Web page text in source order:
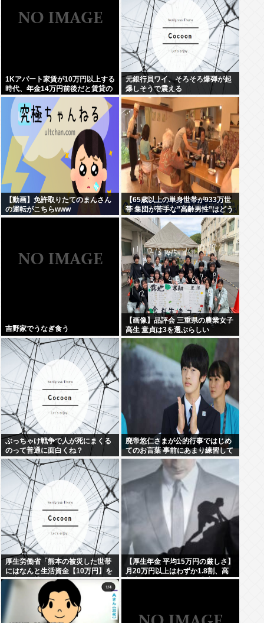
1Kアパート家賃が10万円以上する
時代、年金14万円前後だと賃貸の
人は無理じゃね？
元銀行員ワイ、そろそろ爆弾が起
爆しそうで震える
【動画】免許取りたてのまんさん
の運転がこちらwww
【65歳以上の単身世帯が933万世
帯 集団が苦手な”高齢男性”はどう
生きていく？】孤独死のリスク
も…専門家 「8日以上見つからな
いのも圧倒的に男性」
吉野家でうなぎ食う
【画像】品評会 三重県の農業女子
高生 童貞は3を選ぶらしい
ぶっちゃけ戦争で人が死にまくる
のって普通に面白くね？
廃帝悠仁さまが公的行事ではじめ
てのお言葉 事前にあまり練習して
ないっぽい。滑舌悪いし大丈夫な
厚生労働省「熊本の被災した世帯
にはなんと生活資金【10万円】を
無利子で貸してあげます」
【厚生年金 平均15万円の厳しさ】
月20万円以上はわずか1.8割、高
齢夫婦は毎月4.2万円の赤字に